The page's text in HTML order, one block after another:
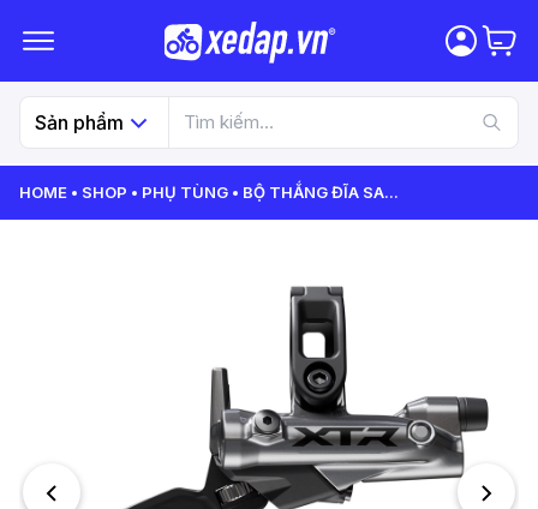
Sản phẩm
HOME SHOP PHỤ TÙNG BỘ THẮNG ĐĨA SA...